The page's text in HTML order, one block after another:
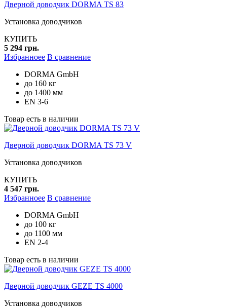
Дверной доводчик DORMA TS 83
Установка доводчиков
КУПИТЬ
5 294 грн.
Избранноее В сравнение
DORMA GmbH
до 160 кг
до 1400 мм
EN 3-6
Товар есть в наличии
Дверной доводчик DORMA TS 73 V
Установка доводчиков
КУПИТЬ
4 547 грн.
Избранноее В сравнение
DORMA GmbH
до 100 кг
до 1100 мм
EN 2-4
Товар есть в наличии
Дверной доводчик GEZE TS 4000
Установка доводчиков